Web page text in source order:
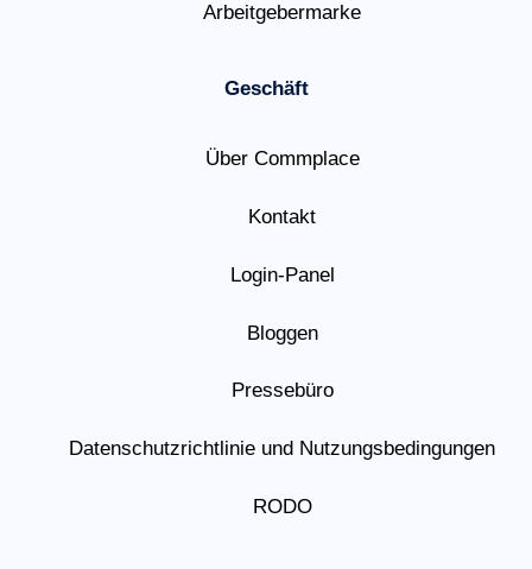
Arbeitgebermarke
Geschäft
Über Commplace
Kontakt
Login-Panel
Bloggen
Pressebüro
Datenschutzrichtlinie und Nutzungsbedingungen
RODO